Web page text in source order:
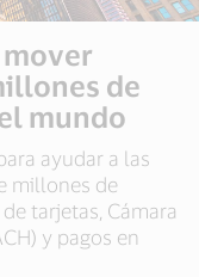
mover
de
mundo
ayudar a las
millones de
tarjetas, Cámara
y pagos en